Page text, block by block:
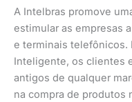
A Intelbras promove
estimular as empresas
e terminais telefônicos.
Inteligente, os clientes
antigos de qualquer
na compra de produtos